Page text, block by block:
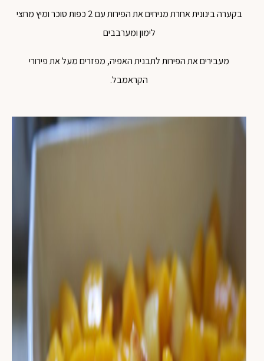
בקערה בינונית אחרת מניחים את הפירות עם 2 כפות סוכר ומיץ מחצי
לימון ומערבבים
מעבירים את הפירות לתבנית האפיה, מפזרים מעל את פירורי
הקראמבל.